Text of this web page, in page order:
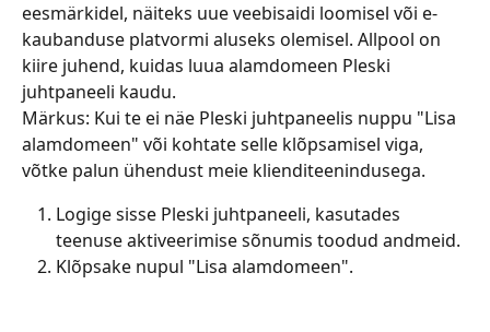
eesmärkidel, näiteks uue veebisaidi loomisel või e-
kaubanduse platvormi aluseks olemisel. Allpool on
kiire juhend, kuidas luua alamdomeen Pleski
juhtpaneeli kaudu.
Märkus: Kui te ei näe Pleski juhtpaneelis nuppu "Lisa
alamdomeen" või kohtate selle klõpsamisel viga,
võtke palun ühendust meie klienditeenindusega.
Logige sisse Pleski juhtpaneeli, kasutades
teenuse aktiveerimise sõnumis toodud andmeid.
Klõpsake nupul "Lisa alamdomeen".